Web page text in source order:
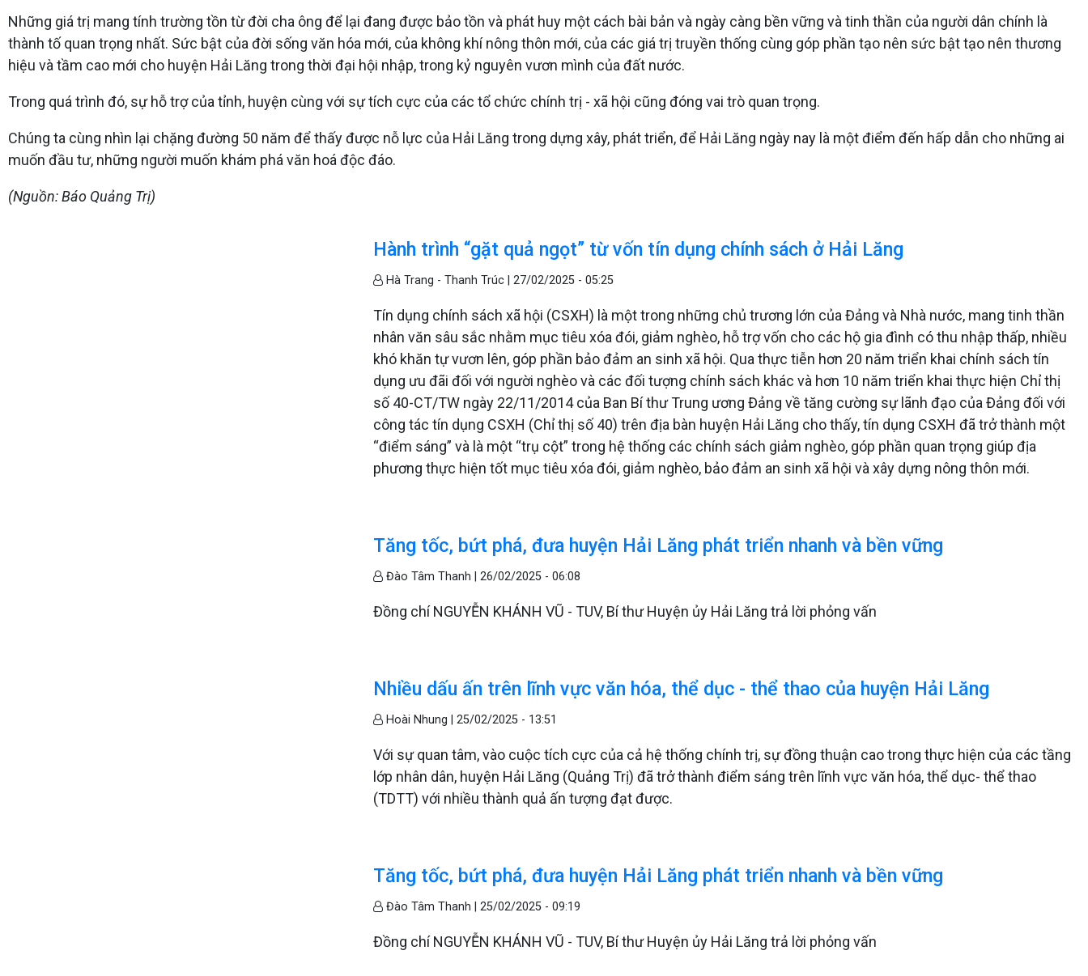
Những giá trị mang tính trường tồn từ đời cha ông để lại đang được bảo tồn và phát huy một cách bài bản và ngày càng bền vững và tinh thần của người dân chính là
thành tố quan trọng nhất. Sức bật của đời sống văn hóa mới, của không khí nông thôn mới, của các giá trị truyền thống cùng góp phần tạo nên sức bật tạo nên thương
hiệu và tầm cao mới cho huyện Hải Lăng trong thời đại hội nhập, trong kỷ nguyên vươn mình của đất nước.
Trong quá trình đó, sự hỗ trợ của tỉnh, huyện cùng với sự tích cực của các tổ chức chính trị - xã hội cũng đóng vai trò quan trọng.
Chúng ta cùng nhìn lại chặng đường 50 năm để thấy được nỗ lực của Hải Lăng trong dựng xây, phát triển, để Hải Lăng ngày nay là một điểm đến hấp dẫn cho những ai
muốn đầu tư, những người muốn khám phá văn hoá độc đáo.
(Nguồn: Báo Quảng Trị)
Hành trình “gặt quả ngọt” từ vốn tín dụng chính sách ở Hải Lăng
Hà Trang - Thanh Trúc |27/02/2025 - 05:25
Tín dụng chính sách xã hội (CSXH) là một trong những chủ trương lớn của Đảng và Nhà nước, mang tinh thần
nhân văn sâu sắc nhằm mục tiêu xóa đói, giảm nghèo, hỗ trợ vốn cho các hộ gia đình có thu nhập thấp, nhiều
khó khăn tự vươn lên, góp phần bảo đảm an sinh xã hội. Qua thực tiễn hơn 20 năm triển khai chính sách tín
dụng ưu đãi đối với người nghèo và các đối tượng chính sách khác và hơn 10 năm triển khai thực hiện Chỉ thị
số 40-CT/TW ngày 22/11/2014 của Ban Bí thư Trung ương Đảng về tăng cường sự lãnh đạo của Đảng đối với
công tác tín dụng CSXH (Chỉ thị số 40) trên địa bàn huyện Hải Lăng cho thấy, tín dụng CSXH đã trở thành một
“điểm sáng” và là một “trụ cột” trong hệ thống các chính sách giảm nghèo, góp phần quan trọng giúp địa
phương thực hiện tốt mục tiêu xóa đói, giảm nghèo, bảo đảm an sinh xã hội và xây dựng nông thôn mới.
Tăng tốc, bứt phá, đưa huyện Hải Lăng phát triển nhanh và bền vững
Đào Tâm Thanh |26/02/2025 - 06:08
Đồng chí NGUYỄN KHÁNH VŨ - TUV, Bí thư Huyện ủy Hải Lăng trả lời phỏng vấn
Nhiều dấu ấn trên lĩnh vực văn hóa, thể dục - thể thao của huyện Hải Lăng
Hoài Nhung |25/02/2025 - 13:51
Với sự quan tâm, vào cuộc tích cực của cả hệ thống chính trị, sự đồng thuận cao trong thực hiện của các tầng
lớp nhân dân, huyện Hải Lăng (Quảng Trị) đã trở thành điểm sáng trên lĩnh vực văn hóa, thể dục- thể thao
(TDTT) với nhiều thành quả ấn tượng đạt được.
Tăng tốc, bứt phá, đưa huyện Hải Lăng phát triển nhanh và bền vững
Đào Tâm Thanh |25/02/2025 - 09:19
Đồng chí NGUYỄN KHÁNH VŨ - TUV, Bí thư Huyện ủy Hải Lăng trả lời phỏng vấn